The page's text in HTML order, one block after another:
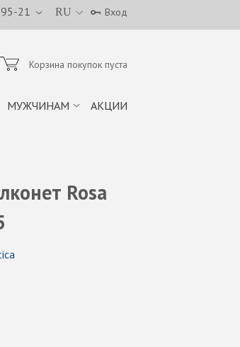
RU
21 Вход
Корзина покупок пуста
МУЖЧИНАМ АКЦИИ
Rosa